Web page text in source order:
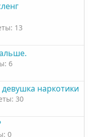
13
6
наркотики
30
0